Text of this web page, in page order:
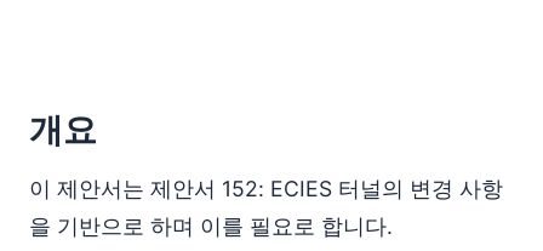
개요
이 제안서는 제안서 152: ECIES 터널의 변경 사항
을 기반으로 하며 이를 필요로 합니다.